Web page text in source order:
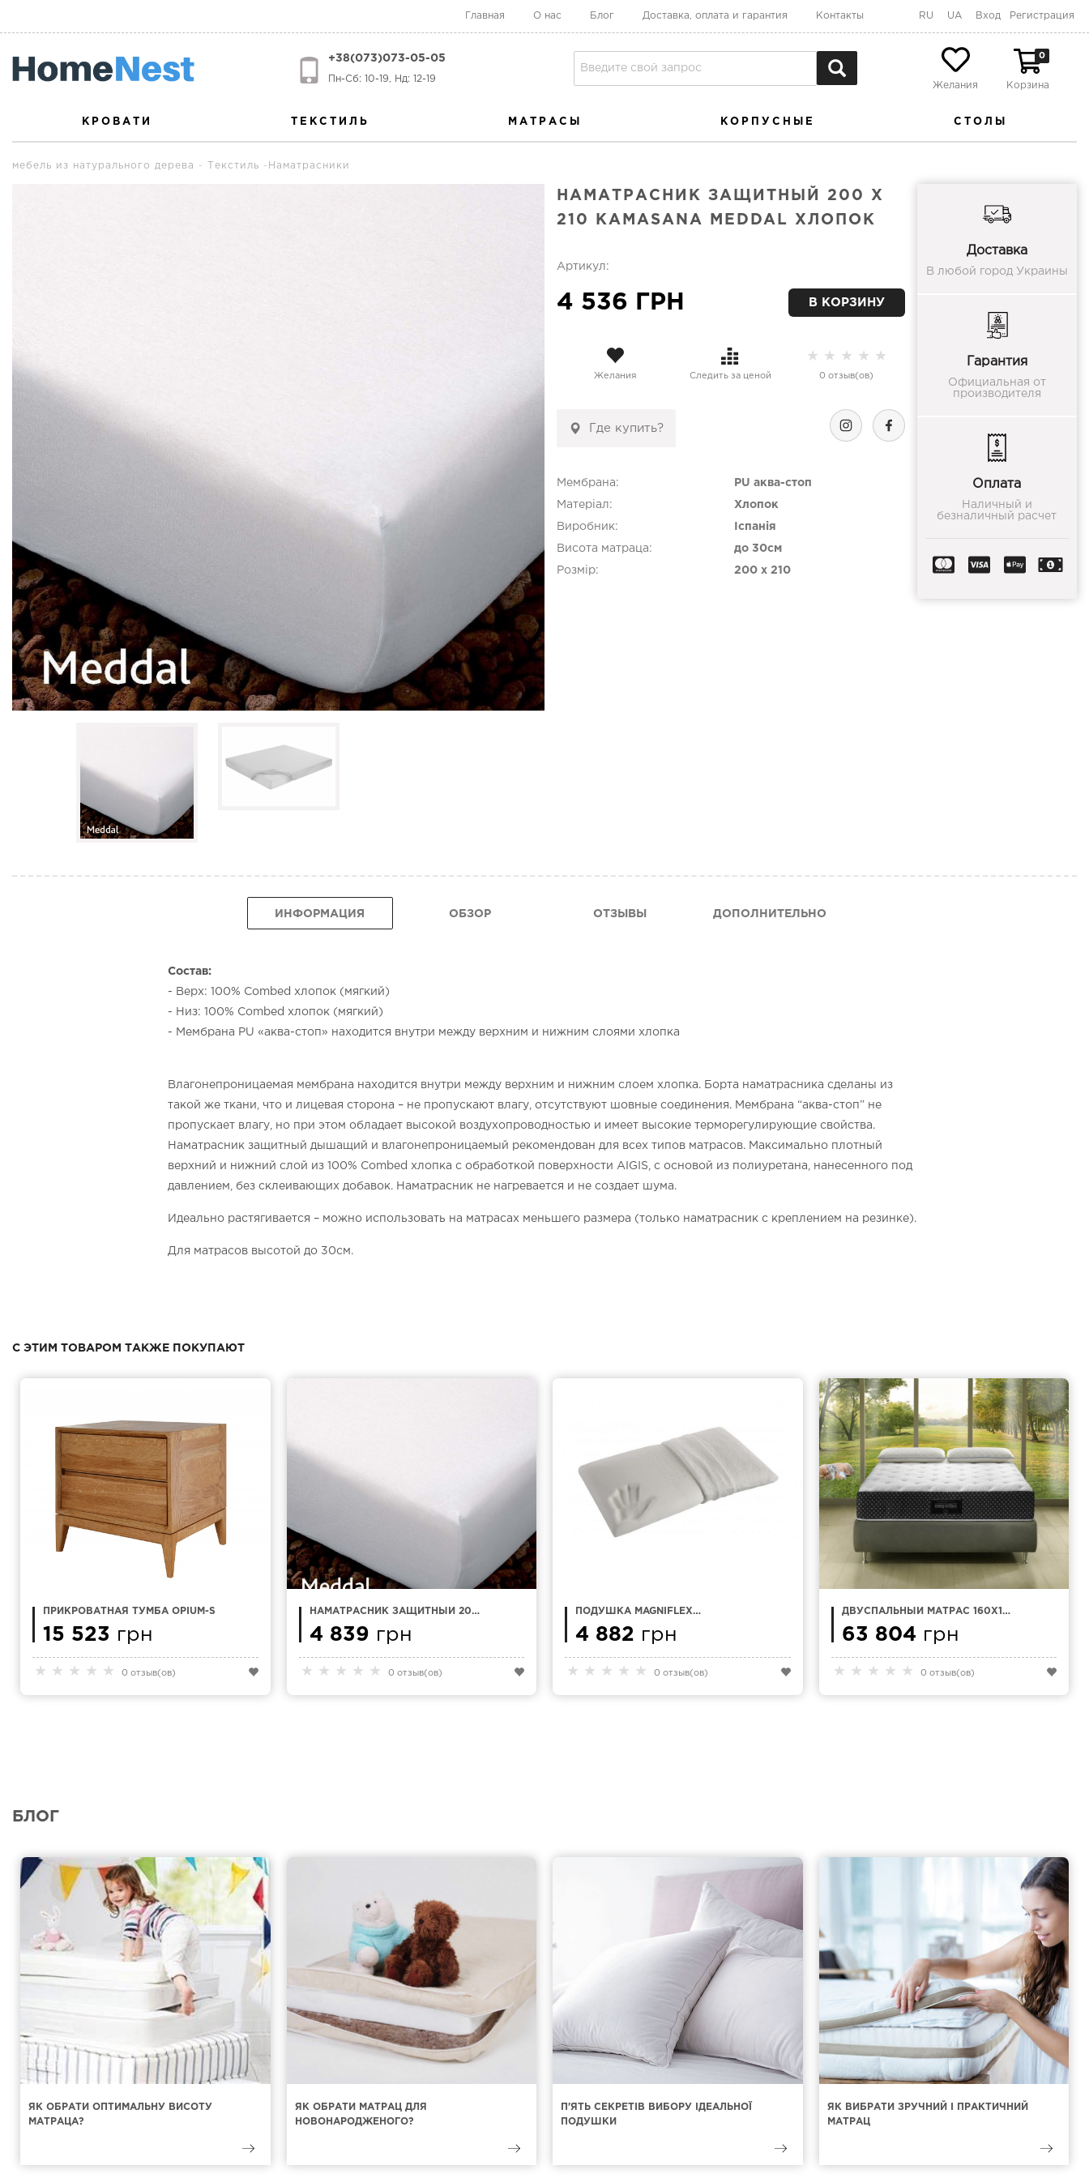
Главная О нас Блог Доставка, оплата и гарантия Контакты RU UA Вход Регистрация
+38(073)073-05-05
Пн-Сб: 10-19, Нд: 12-19
Желания
0
Корзина
КРОВАТИ ТЕКСТИЛЬ МАТРАСЫ КОРПУСНЫЕ СТОЛЫ
мебель из натурального дерева Текстиль Наматрасники
НАМАТРАСНИК ЗАЩИТНЫЙ 200 X
210 KAMASANA MEDDAL ХЛОПОК
Артикул:
4 536 ГРН В КОРЗИНУ
Желания Следить за ценой
★ ★ ★ ★ ★
0 отзыв(ов)
Где купить?
Мембрана: PU аква-стоп
Матеріал: Хлопок
Виробник: Іспанія
Висота матраца: до 30см
Розмір: 200 x 210
Доставка
В любой город Украины
Гарантия
Официальная от
производителя
Оплата
Наличный и
безналичный расчет
ИНФОРМАЦИЯ ОБЗОР ОТЗЫВЫ ДОПОЛНИТЕЛЬНО
Состав:
- Верх: 100% Combed хлопок (мягкий)
- Низ: 100% Combed хлопок (мягкий)
- Мембрана PU «аква-стоп» находится внутри между верхним и нижним слоями хлопка
Влагонепроницаемая мембрана находится внутри между верхним и нижним слоем хлопка. Борта наматрасника сделаны из
такой же ткани, что и лицевая сторона – не пропускают влагу, отсутствуют шовные соединения. Мембрана “аква-стоп” не
пропускает влагу, но при этом обладает высокой воздухопроводностью и имеет высокие терморегулирующие свойства.
Наматрасник защитный дышащий и влагонепроницаемый рекомендован для всех типов матрасов. Максимально плотный
верхний и нижний слой из 100% Combed хлопка с обработкой поверхности AIGIS, с основой из полиуретана, нанесенного под
давлением, без склеивающих добавок. Наматрасник не нагревается и не создает шума.
Идеально растягивается – можно использовать на матрасах меньшего размера (только наматрасник с креплением на резинке).
Для матрасов высотой до 30см.
С ЭТИМ ТОВАРОМ ТАКЖЕ ПОКУПАЮТ
★ ★ ★ ★ ★ 0 отзыв(ов)
ПРИКРОВАТНАЯ ТУМБА OPIUM-S
15 523 грн
★ ★ ★ ★ ★ 0 отзыв(ов)
НАМАТРАСНИК ЗАЩИТНЫЙ 200
ХЛОПОК
4 839 грн
★ ★ ★ ★ ★ 0 отзыв(ов)
ПОДУШКА MAGNIFLEX
4 882 грн
★ ★ ★ ★ ★ 0 отзыв(ов)
ДВУСПАЛЬНЫЙ МАТРАС 160Х190
63 804 грн
БЛОГ
ЯК ОБРАТИ ОПТИМАЛЬНУ ВИСОТУ
МАТРАЦА?
ЯК ОБРАТИ МАТРАЦ ДЛЯ
НОВОНАРОДЖЕНОГО?
П'ЯТЬ СЕКРЕТІВ ВИБОРУ ІДЕАЛЬНОЇ
ПОДУШКИ
ЯК ВИБРАТИ ЗРУЧНИЙ І ПРАКТИЧНИЙ
МАТРАЦ